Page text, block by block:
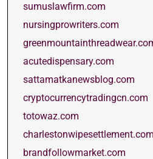
sumuslawfirm.com
nursingprowriters.com
acutedispensary.com
sattamatkanewsblog.com
cryptocurrencytradingcn.com
totowaz.com
charlestonwipesettlement.com
brandfollowmarket.com